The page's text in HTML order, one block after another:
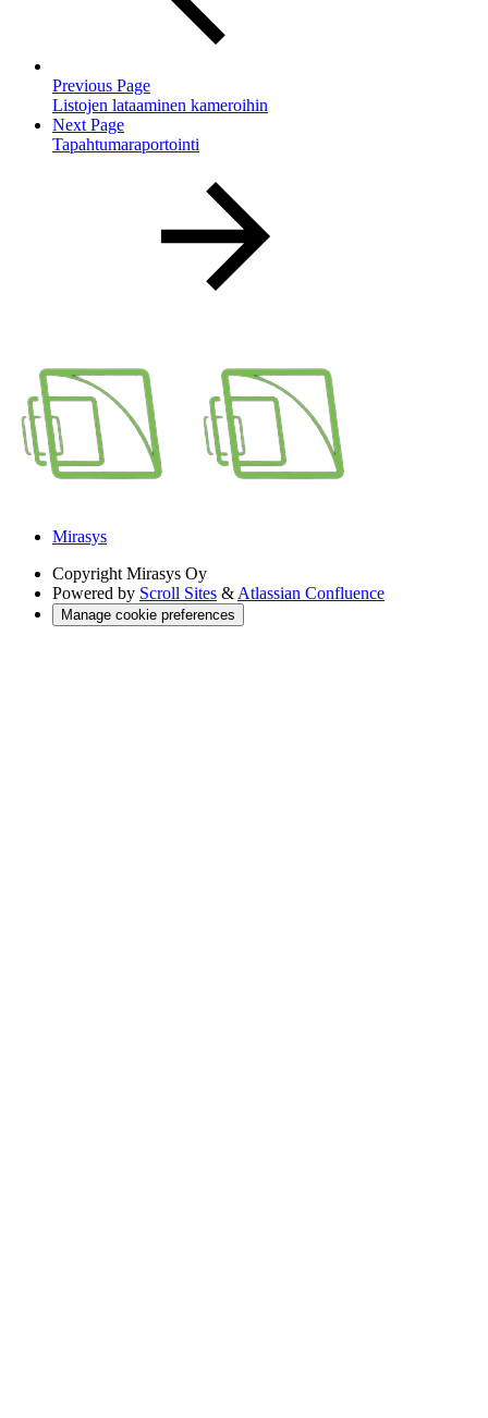
Previous Page
Listojen lataaminen kameroihin
Next Page
Tapahtumaraportointi
Mirasys
Copyright Mirasys Oy
Powered by Scroll Sites & Atlassian Confluence
Manage cookie preferences